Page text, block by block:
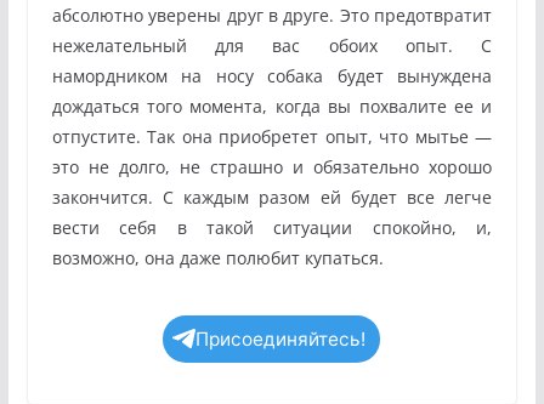
абсолютно уверены друг в друге. Это предотвратит
нежелательный для вас обоих опыт. С
намордником на носу собака будет вынуждена
дождаться того момента, когда вы похвалите ее и
отпустите. Так она приобретет опыт, что мытье —
это не долго, не страшно и обязательно хорошо
закончится. С каждым разом ей будет все легче
вести себя в такой ситуации спокойно, и,
возможно, она даже полюбит купаться.
Присоединяйтесь!